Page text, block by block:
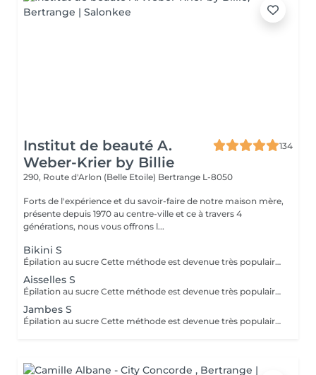
Institut de beauté A.
Weber-Krier by Billie
134
290, Route d'Arlon (Belle Etoile) Bertrange L-8050
Forts de l'expérience et du savoir-faire de notre maison mère,
présente depuis 1970 au centre-ville et ce à travers 4
générations, nous vous offrons l...
Bikini S
Épilation au sucre Cette méthode est devenue très populaire dans notre institut. La pâte de sucre est 100% naturelle. Elle est basée sur des recettes millénaires du Moyen Orient et contient exclusivement de l'eau et du sucre, sans aucune substance chimique, aromatique ou colorante. La pâte est hypoallergénique et ne provoque pas d'irritation de la peau. Elle s'applique sur toutes les zones. La pâte est massée à l'intérieur du follicule, elle enveloppe les poils, les entoure et les lubrifie. L'extraction est faite dans le sens naturel de la croissance du poil. Dans le follicule il ne reste pas de poil cassé. Cette technique ne provoque pas de rougeur ni d'irritation de la peau. Avantage non-négligeable est le fait qu'il ne faut pas avoir une certaine longueur de poils comme avec la cire, le sucre enlève efficacement des poils très courts. Le sucre se retire sans bandes. Nous suggérons cette méthode aussi aux ados pour leurs premières épilations et aux personnes désirant une épilation intégrale, car nettement moins douloureuse que la cire.
Aisselles S
Épilation au sucre Cette méthode est devenue très populaire dans notre institut. La pâte de sucre est 100% naturelle. Elle est basée sur des recettes millénaires du Moyen Orient et contient exclusivement de l'eau et du sucre, sans aucune substance chimique, aromatique ou colorante. La pâte est hypoallergénique et ne provoque pas d'irritation de la peau. Elle s'applique sur toutes les zones. La pâte est poussée à l'intérieur du follicule, elle enveloppe les poils, les entoure et les lubrifie. L'extraction est fait dans le sens naturel de la croissance du poil. Dans le follicule il ne reste pas de poil cassé. Cette technique ne provoque pas de rougeur ni d'irritation de la peau. Avantage non-négligeable est le fait qu'il ne faut pas avoir une certaine longueur de poils comme avec la cire, le sucre enlève efficacement des poils très courts. Le sucre se retire sans bandes. Nous suggérons cette méthode aussi aux ados pour leurs premières épilations et aux personnes désirant une épilation intégrale, car nettement moins douloureuse que la cire.
Jambes S
Épilation au sucre Cette méthode est devenue très populaire dans notre institut. La pâte de sucre est 100% naturelle. Elle est basée sur des recettes millénaires du Moyen Orient et contient exclusivement de l'eau et du sucre, sans aucune substance chimique, aromatique ou colorante. La pâte est hypoallergénique et ne provoque pas d'irritation de la peau. Elle s'applique sur toutes les zones. La pâte est poussée à l'intérieur du follicule, elle enveloppe les poils, les entoure et les lubrifie. L'extraction est fait dans le sens naturel de la croissance du poil. Dans le follicule il ne reste pas de poil cassé. Cette technique ne provoque pas de rougeur ni d'irritation de la peau. Avantage non-négligeable est le fait qu'il ne faut pas avoir une certaine longueur de poils comme avec la cire, le sucre enlève efficacement des poils très courts. Le sucre se retire sans bandes. Nous suggérons cette méthode aussi aux ados pour leurs premières épilations et aux personnes désirant une épilation intégrale, car nettement moins douloureuse que la cire.